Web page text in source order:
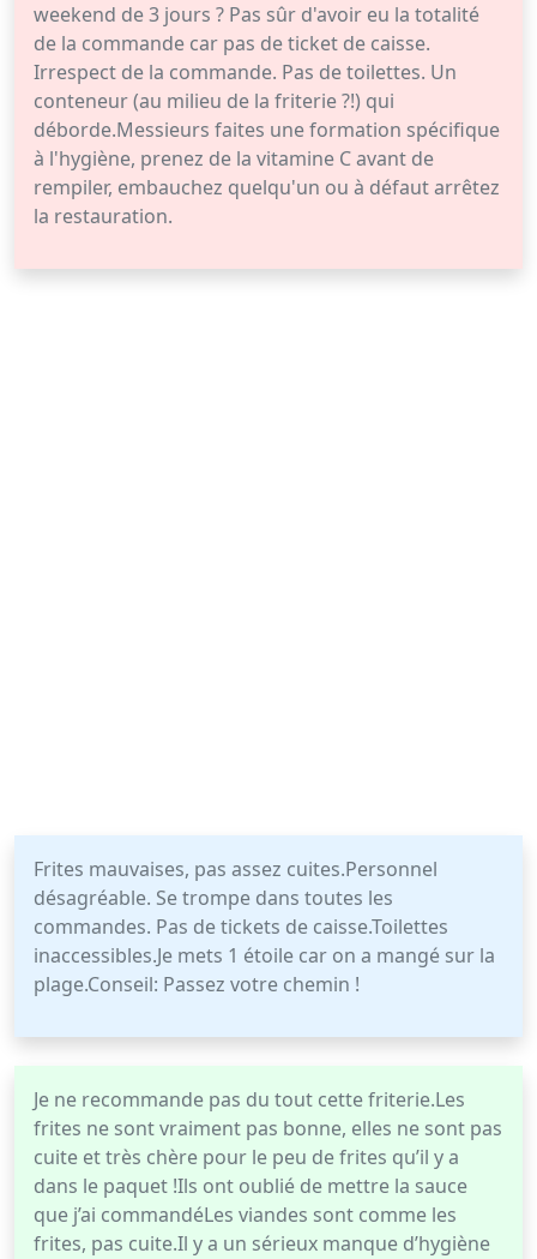
weekend de 3 jours ? Pas sûr d'avoir eu la totalité
de la commande car pas de ticket de caisse.
Irrespect de la commande. Pas de toilettes. Un
conteneur (au milieu de la friterie ?!) qui
déborde.Messieurs faites une formation spécifique
à l'hygiène, prenez de la vitamine C avant de
rempiler, embauchez quelqu'un ou à défaut arrêtez
la restauration.
Frites mauvaises, pas assez cuites.Personnel
désagréable. Se trompe dans toutes les
commandes. Pas de tickets de caisse.Toilettes
inaccessibles.Je mets 1 étoile car on a mangé sur la
plage.Conseil: Passez votre chemin !
Je ne recommande pas du tout cette friterie.Les
frites ne sont vraiment pas bonne, elles ne sont pas
cuite et très chère pour le peu de frites qu’il y a
dans le paquet !Ils ont oublié de mettre la sauce
que j’ai commandéLes viandes sont comme les
frites, pas cuite.Il y a un sérieux manque d’hygiène